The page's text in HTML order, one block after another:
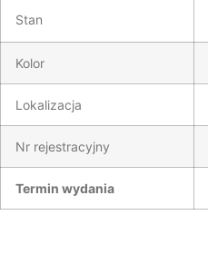
Stan
Kolor
Lokalizacja
Nr rejestracyjny
Termin wydania